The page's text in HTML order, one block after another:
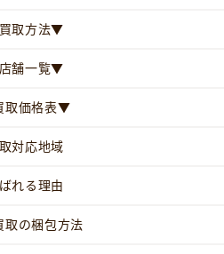
取方法▼
舗一覧▼
価格表▼
対応地域
れる理由
取の梱包方法